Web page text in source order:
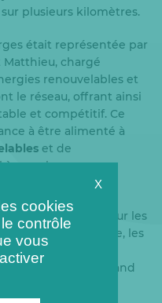
plusieurs kilomètres.
était représentée par
Matthieu, chargé
renouvelables et
le réseau, offrant ainsi
et compétitif. Ce
à être alimenté à
et de
à associer une
des informations sur les
incluant le forage, les
raccordements. Ce
sensibiliser le grand
X
cookies
contrôle
vous